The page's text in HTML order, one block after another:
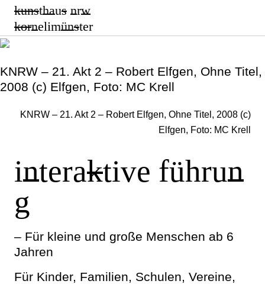
kunsthaus nrw
kornelimünster
KNRW – 21. Akt 2 – Robert Elfgen, Ohne Titel,
2008 (c) Elfgen, Foto: MC Krell
KNRW – 21. Akt 2 – Robert Elfgen, Ohne Titel, 2008 (c)
Elfgen, Foto: MC Krell
interaktive führun
g
– Für kleine und große Menschen ab 6
Jahren
Für Kinder, Familien, Schulen, Vereine,